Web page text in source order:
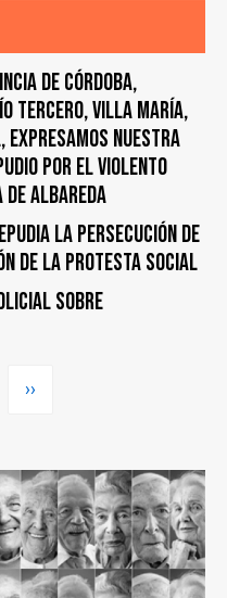
de Córdoba,
Tercero, Villa María,
expresamos nuestra
por el violento
de Albareda
LA PERSECUCIÓN DE
DE LA PROTESTA SOCIAL
SOBRE
Siguiente
››